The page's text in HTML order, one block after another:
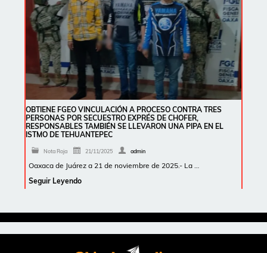
OBTIENE FGEO VINCULACIÓN A PROCESO CONTRA TRES
PERSONAS POR SECUESTRO EXPRÉS DE CHOFER,
RESPONSABLES TAMBIÉN SE LLEVARON UNA PIPA EN EL
ISTMO DE TEHUANTEPEC
Nota Roja 21/11/2025 admin
Oaxaca de Juárez a 21 de noviembre de 2025.- La …
Seguir Leyendo